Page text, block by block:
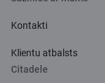
Kontakti
Klientu atbalsts
Citadele